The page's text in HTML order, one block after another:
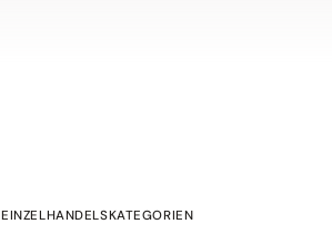
EINZELHANDELSKATEGORIEN